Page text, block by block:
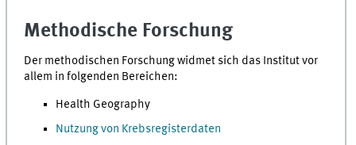
Methodische Forschung
Der methodischen Forschung widmet sich das Institut vor
allem in folgenden Bereichen:
Health Geography
Nutzung von Krebsregisterdaten